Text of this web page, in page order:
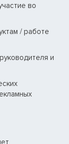
во
/ работе
и